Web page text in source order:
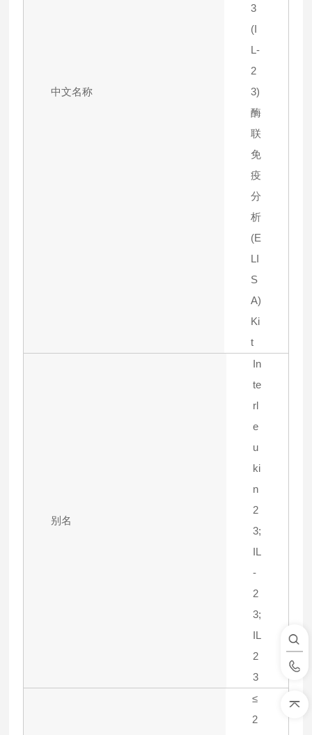
中文名称
3
(I
L-
2
3)
酶
联
免
疫
分
析
(E
LI
S
A)
Ki
t
别名
In
te
rl
e
u
ki
n
2
3;
IL
-
2
3;
IL
2
3
≤
2